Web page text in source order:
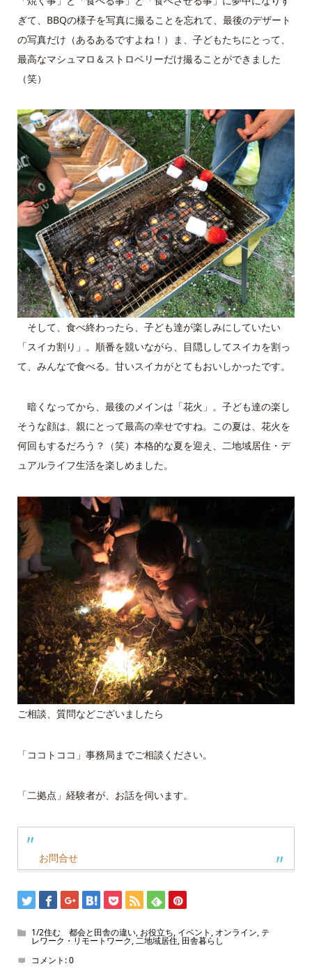
ぎて、BBQの様子を写真に撮ることを忘れて、最後のデザート
の写真だけ（あるあるですよね！）ま、子どもたちにとって、
最高なマシュマロ＆ストロベリーだけ撮ることができました
（笑）
そして、食べ終わったら、子ども達が楽しみにしていたい
「スイカ割り」。順番を競いながら、目隠ししてスイカを割っ
て、みんなで食べる。甘いスイカがとてもおいしかったです。
暗くなってから、最後のメインは「花火」。子ども達の楽し
そうな顔は、親にとって最高の幸せですね。この夏は、花火を
何回もするだろう？（笑）本格的な夏を迎え、二地域居住・デ
ュアルライフ生活を楽しめました。
ご相談、質問などございましたら
「ココトココ」事務局までご相談ください。
「二拠点」経験者が、お話を伺います。
お問合せ
1/2住む 都会と田舎の違い, お役立ち, イベント , オンライン,テ
レワーク・リモートワーク,二地域居住,田舎暮らし
コメント:0